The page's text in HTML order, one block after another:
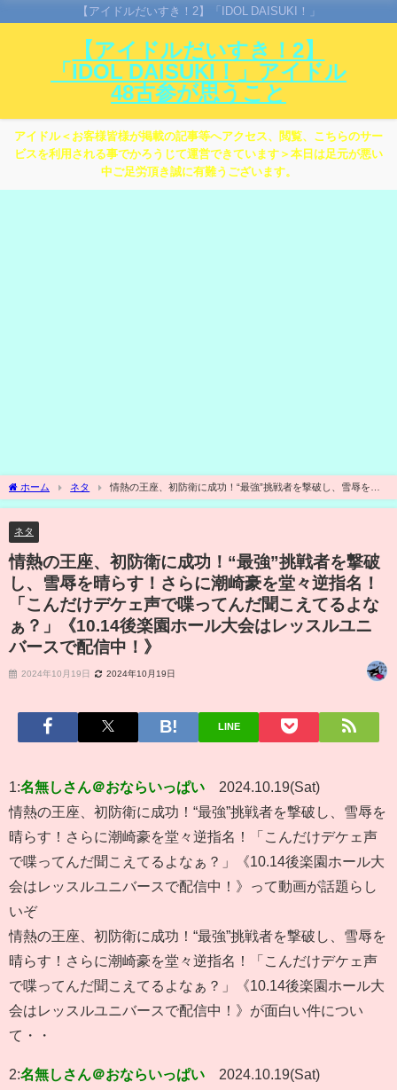
【アイドルだいすき！2】「IDOL DAISUKI！」
【アイドルだいすき！2】
「IDOL DAISUKI！」アイドル
48古参が思うこと
アイドル＜お客様皆様が掲載の記事等へアクセス、閲覧、こちらのサー
ビスを利用される事でかろうじて運営できています＞本日は足元が悪い
中ご足労頂き誠に有難うございます。
ホーム ネタ
情熱の王座、初防衛に成功！“最強”挑戦者を撃破し、雪辱を晴
らす！さらに潮崎豪を堂々逆指名！「こんだけデケェ声で喋ってんだ聞こえてるよな
ネタ
情熱の王座、初防衛に成功！“最強”挑戦者を撃破
し、雪辱を晴らす！さらに潮崎豪を堂々逆指名！
「こんだけデケェ声で喋ってんだ聞こえてるよな
ぁ？」《10.14後楽園ホール大会はレッスルユニ
バースで配信中！》
2024年10月19日 2024年10月19日
LINE
1:名無しさん＠おならいっぱい
2024.10.19(Sat)
情熱の王座、初防衛に成功！“最強”挑戦者を撃破し、雪辱を
晴らす！さらに潮崎豪を堂々逆指名！「こんだけデケェ声
で喋ってんだ聞こえてるよなぁ？」《10.14後楽園ホール大
会はレッスルユニバースで配信中！》って動画が話題らし
いぞ
情熱の王座、初防衛に成功！“最強”挑戦者を撃破し、雪辱を
晴らす！さらに潮崎豪を堂々逆指名！「こんだけデケェ声
で喋ってんだ聞こえてるよなぁ？」《10.14後楽園ホール大
会はレッスルユニバースで配信中！》が面白い件につい
て・・
2:名無しさん＠おならいっぱい 2024.10.19(Sat)